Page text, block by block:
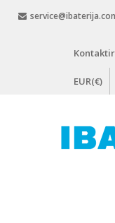
EUR(€)